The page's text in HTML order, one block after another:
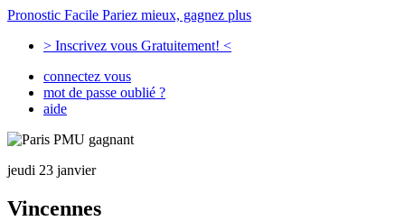
Pronostic Facile Pariez mieux, gagnez plus
> Inscrivez vous Gratuitement! <
connectez vous
mot de passe oublié ?
aide
jeudi 23 janvier
Vincennes